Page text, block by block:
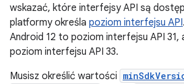
wskazać, które interfejsy API są
platformy określa poziom interfejsu API
Android 12 to poziom interfejsu API 31,
poziom interfejsu API 33.
Musisz określić wartości